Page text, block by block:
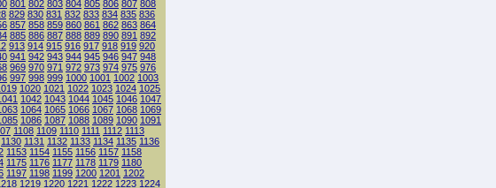
801 802 803 804 805 806 807 808
829 830 831 832 833 834 835 836
857 858 859 860 861 862 863 864
885 886 887 888 889 890 891 892
913 914 915 916 917 918 919 920
941 942 943 944 945 946 947 948
969 970 971 972 973 974 975 976
997 998 999 1000 1001 1002 1003
1020 1021 1022 1023 1024 1025
1042 1043 1044 1045 1046 1047
1064 1065 1066 1067 1068 1069
1086 1087 1088 1089 1090 1091
1108 1109 1110 1111 1112 1113
1130 1131 1132 1133 1134 1135 1136
1153 1154 1155 1156 1157 1158
1175 1176 1177 1178 1179 1180
1197 1198 1199 1200 1201 1202
1219 1220 1221 1222 1223 1224